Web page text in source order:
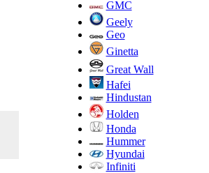
GMC
Geely
Geo
Ginetta
Great Wall
Hafei
Hindustan
Holden
Honda
Hummer
Hyundai
Infiniti